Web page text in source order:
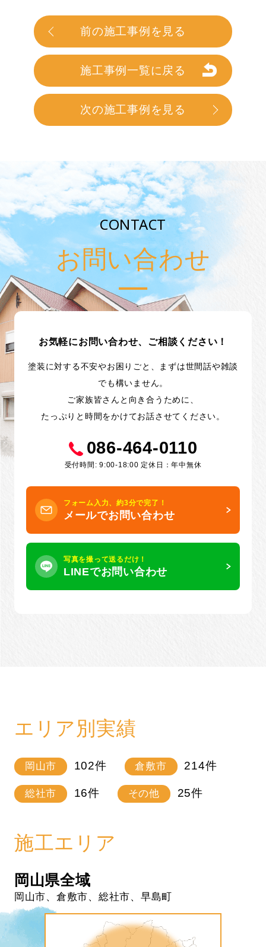
前の施工事例を見る
施工事例一覧に戻る
次の施工事例を見る
CONTACT
お問い合わせ
お気軽にお問い合わせ、ご相談ください！
塗装に対する不安やお困りごと、まずは世間話や雑談
でも構いません。
ご家族皆さんと向き合うために、
たっぷりと時間をかけてお話させてください。
086-464-0110
受付時間: 9:00-18:00 定休日：年中無休
フォーム入力、約3分で完了！
メールでお問い合わせ
写真を撮って送るだけ！
LINEでお問い合わせ
エリア別実績
岡山市 102件 倉敷市 214件
総社市 16件 その他 25件
施工エリア
岡山県全域
岡山市、倉敷市、総社市、早島町